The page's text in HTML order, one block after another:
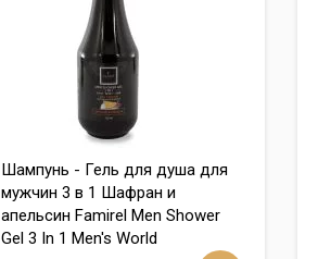
Шампунь - Гель для душа для
мужчин 3 в 1 Шафран и
апельсин Famirel Men Shower
Gel 3 In 1 Men's World